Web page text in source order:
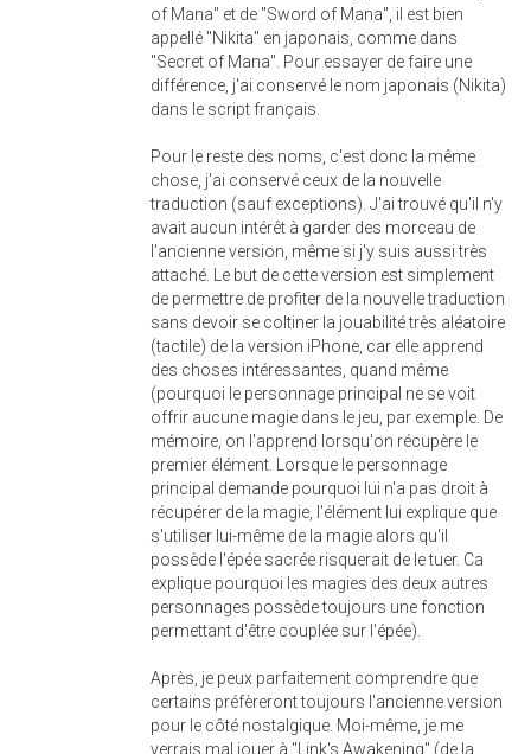
of Mana" et de "Sword of Mana", il est bien
appellé "Nikita" en japonais, comme dans
"Secret of Mana". Pour essayer de faire une
différence, j'ai conservé le nom japonais (Nikita)
dans le script français.
Pour le reste des noms, c'est donc la même
chose, j'ai conservé ceux de la nouvelle
traduction (sauf exceptions). J'ai trouvé qu'il n'y
avait aucun intérêt à garder des morceau de
l'ancienne version, même si j'y suis aussi très
attaché. Le but de cette version est simplement
de permettre de profiter de la nouvelle traduction
sans devoir se coltiner la jouabilité très aléatoire
(tactile) de la version iPhone, car elle apprend
des choses intéressantes, quand même
(pourquoi le personnage principal ne se voit
offrir aucune magie dans le jeu, par exemple. De
mémoire, on l'apprend lorsqu'on récupère le
premier élément. Lorsque le personnage
principal demande pourquoi lui n'a pas droit à
récupérer de la magie, l'élément lui explique que
s'utiliser lui-même de la magie alors qu'il
possède l'épée sacrée risquerait de le tuer. Ca
explique pourquoi les magies des deux autres
personnages possède toujours une fonction
permettant d'être couplée sur l'épée).
Après, je peux parfaitement comprendre que
certains préfèreront toujours l'ancienne version
pour le côté nostalgique. Moi-même, je me
verrais mal jouer à "Link's Awakening" (de la